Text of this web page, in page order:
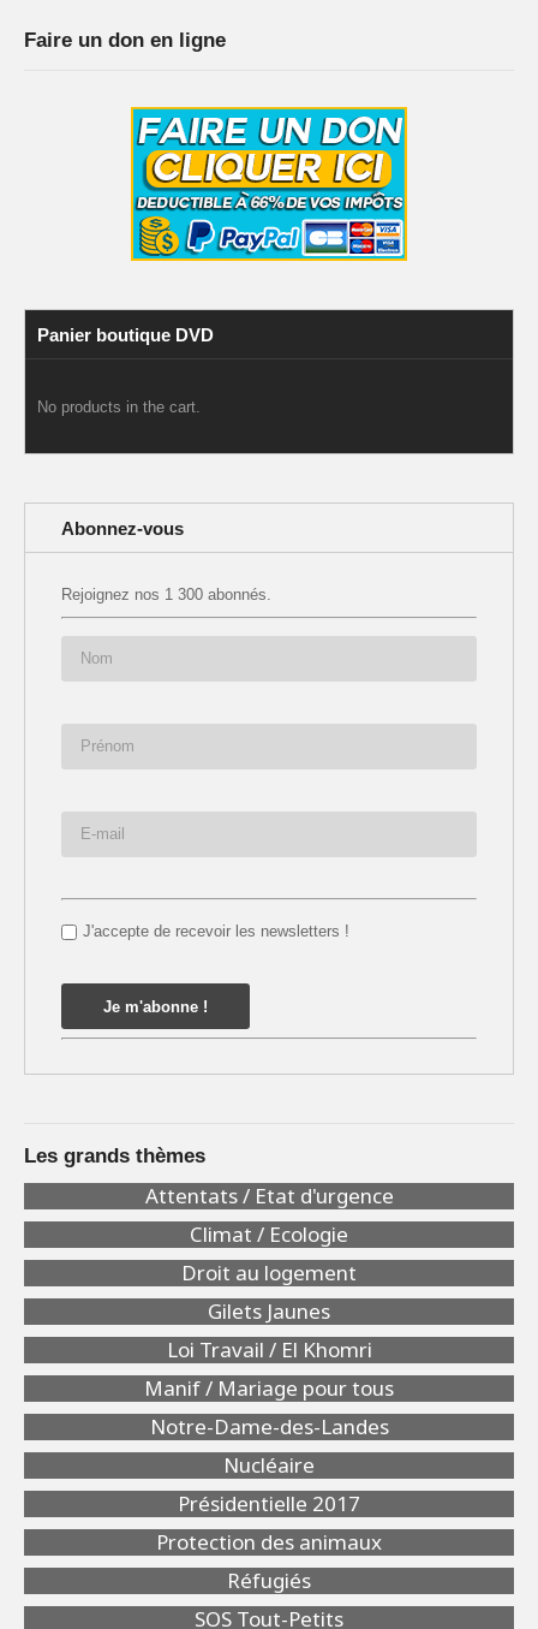
Faire un don en ligne
Panier boutique DVD
No products in the cart.
Abonnez-vous
Rejoignez nos 1 300 abonnés.
J'accepte de recevoir les newsletters !
Les grands thèmes
Attentats / Etat d'urgence
Climat / Ecologie
Droit au logement
Gilets Jaunes
Loi Travail / El Khomri
Manif / Mariage pour tous
Notre-Dame-des-Landes
Nucléaire
Présidentielle 2017
Protection des animaux
Réfugiés
SOS Tout-Petits